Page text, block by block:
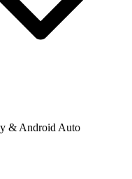
& Android Auto